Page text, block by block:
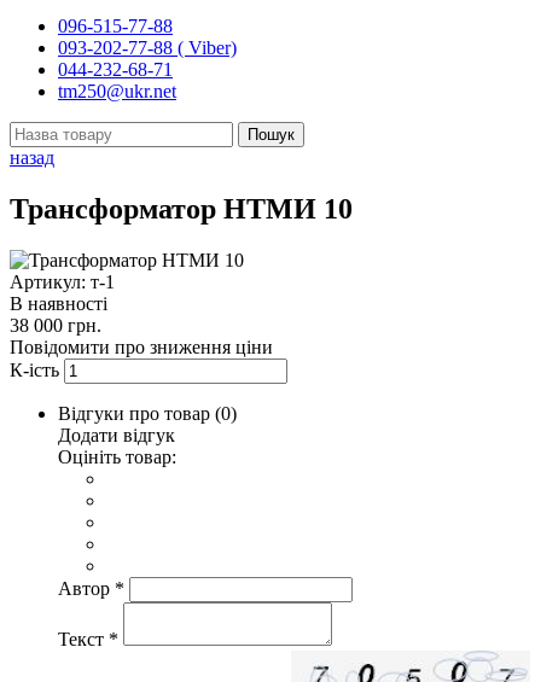
096-515-77-88
093-202-77-88 ( Viber)
044-232-68-71
tm250@ukr.net
назад
Трансформатор НТМИ 10
Артикул: т-1
В наявності
38 000 грн.
Повідомити про зниження ціни
К-ість
Відгуки про товар (0)
Додати відгук
Оцініть товар:
Автор *
Текст *